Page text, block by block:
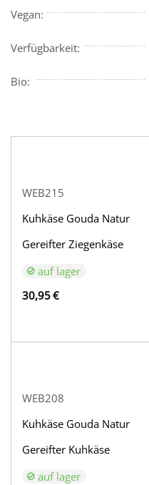
Vegan:
Verfügbarkeit:
Bio:
WEB215
Kuhkäse Gouda Natur
Gereifter Ziegenkäse
auf lager
30,95€
WEB208
Kuhkäse Gouda Natur
Gereifter Kuhkäse
auf lager